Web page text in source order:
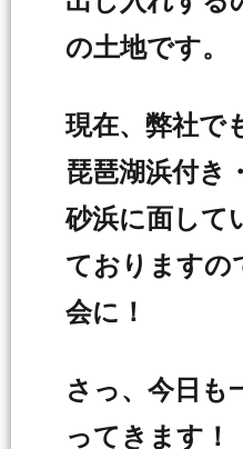
の土地です。
現在、弊社で
琵琶湖浜付き
砂浜に面して
ておりますの
会に！
さっ、今日も
ってきます！